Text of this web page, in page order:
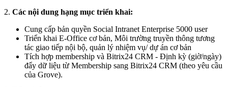
2. Các nội dung hạng mục triển khai:
Cung cấp bản quyền Social Intranet Enterprise 5000 user
Triển khai E-Office cơ bản, Môi trường truyền thông tương
tác giao tiếp nội bộ, quản lý nhiệm vụ/ dự án cơ bản
Tích hợp membership và Bitrix24 CRM - Định kỳ (giờ/ngày)
đẩy dữ liệu từ Membership sang Bitrix24 CRM (theo yêu cầu
của Grove).